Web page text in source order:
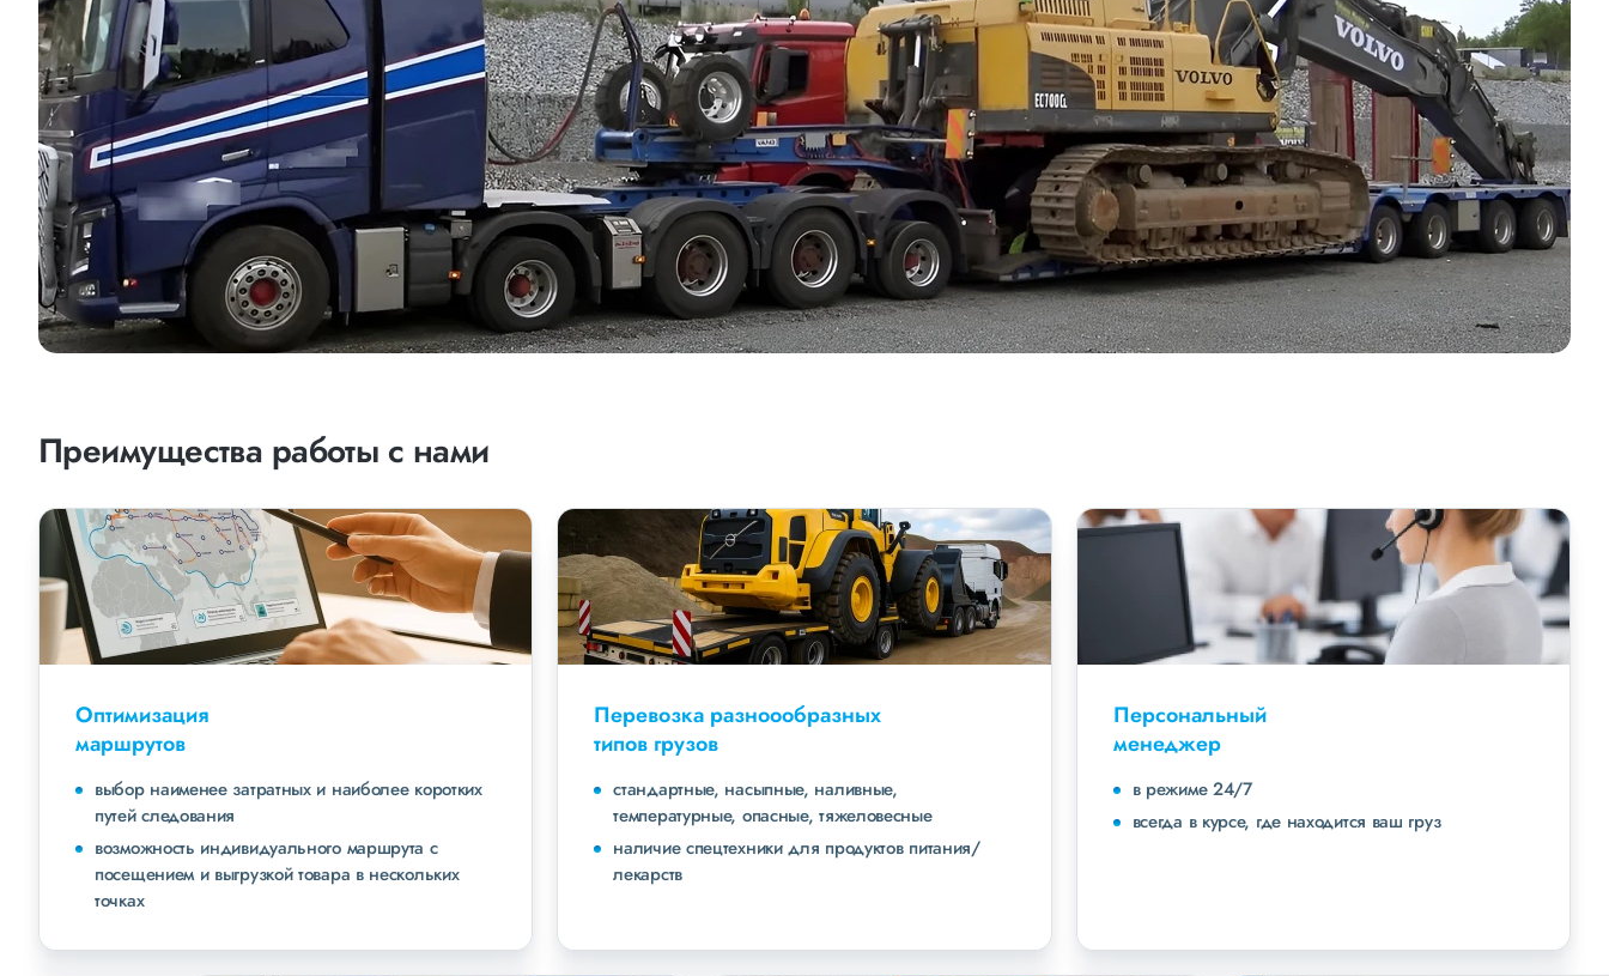
Преимущества работы с нами
Оптимизация
маршрутов
выбор наименее затратных и наиболее коротких
путей следования
возможность индивидуального маршрута с
посещением и выгрузкой товара в нескольких
точках
Перевозка разноообразных
типов грузов
стандартные, насыпные, наливные,
температурные, опасные, тяжеловесные
наличие спецтехники для продуктов питания/
лекарств
Персональный
менеджер
в режиме 24/7
всегда в курсе, где находится ваш груз